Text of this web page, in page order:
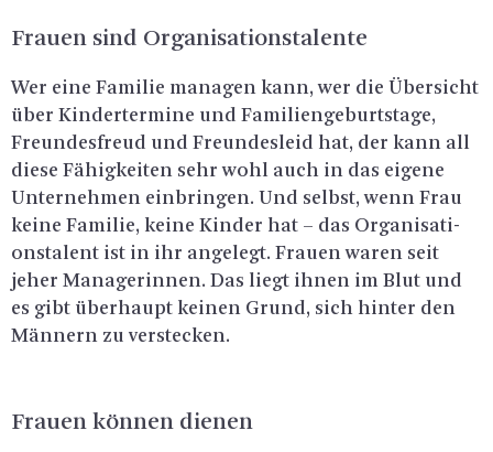
Frau­en sind Or­ga­ni­sa­ti­ons­ta­len­te
Wer eine Fa­mi­lie ma­na­gen kann, wer die Über­sicht
über Kin­der­ter­mi­ne und Fa­mi­li­en­ge­burts­ta­ge,
Freun­des­freud und Freun­des­leid hat, der kann all
diese Fä­hig­kei­ten sehr wohl auch in das ei­ge­ne
Un­ter­neh­men ein­brin­gen. Und selbst, wenn Frau
keine Fa­mi­lie, keine Kin­der hat – das Or­ga­ni­sa­ti­
ons­ta­lent ist in ihr an­ge­legt. Frau­en waren seit
jeher Ma­na­ge­rin­nen. Das liegt ihnen im Blut und
es gibt über­haupt kei­nen Grund, sich hin­ter den
Män­nern zu ver­ste­cken.
Frau­en kön­nen die­nen